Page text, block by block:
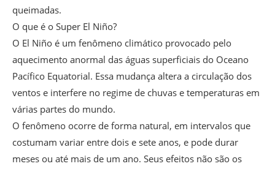
queimadas.
O que é o Super El Niño?
O El Niño é um fenômeno climático provocado pelo
aquecimento anormal das águas superficiais do Oceano
Pacífico Equatorial. Essa mudança altera a circulação dos
ventos e interfere no regime de chuvas e temperaturas em
várias partes do mundo.
O fenômeno ocorre de forma natural, em intervalos que
costumam variar entre dois e sete anos, e pode durar
meses ou até mais de um ano. Seus efeitos não são os